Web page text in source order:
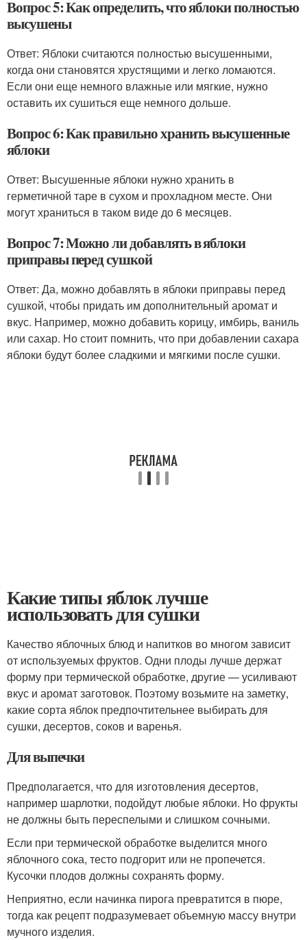
Вопрос 5: Как определить, что яблоки полностью
высушены
Ответ: Яблоки считаются полностью высушенными,
когда они становятся хрустящими и легко ломаются.
Если они еще немного влажные или мягкие, нужно
оставить их сушиться еще немного дольше.
Вопрос 6: Как правильно хранить высушенные
яблоки
Ответ: Высушенные яблоки нужно хранить в
герметичной таре в сухом и прохладном месте. Они
могут храниться в таком виде до 6 месяцев.
Вопрос 7: Можно ли добавлять в яблоки
приправы перед сушкой
Ответ: Да, можно добавлять в яблоки приправы перед
сушкой, чтобы придать им дополнительный аромат и
вкус. Например, можно добавить корицу, имбирь, ваниль
или сахар. Но стоит помнить, что при добавлении сахара
яблоки будут более сладкими и мягкими после сушки.
Какие типы яблок лучше
использовать для сушки
Качество яблочных блюд и напитков во многом зависит
от используемых фруктов. Одни плоды лучше держат
форму при термической обработке, другие — усиливают
вкус и аромат заготовок. Поэтому возьмите на заметку,
какие сорта яблок предпочтительнее выбирать для
сушки, десертов, соков и варенья.
Для выпечки
Предполагается, что для изготовления десертов,
например шарлотки, подойдут любые яблоки. Но фрукты
не должны быть переспелыми и слишком сочными.
Если при термической обработке выделится много
яблочного сока, тесто подгорит или не пропечется.
Кусочки плодов должны сохранять форму.
Неприятно, если начинка пирога превратится в пюре,
тогда как рецепт подразумевает объемную массу внутри
мучного изделия.